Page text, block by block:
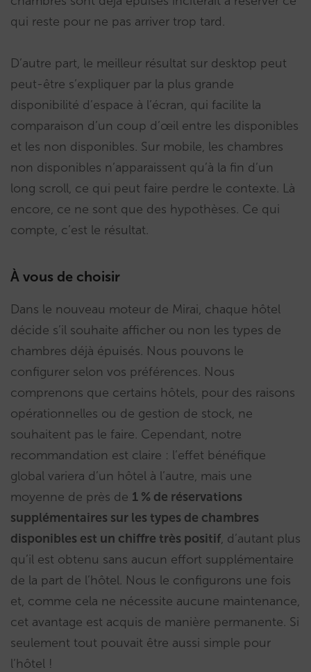
qui reste pour ne pas arriver trop tard.
D’autre part, le meilleur résultat sur desktop peut
peut-être s’expliquer par la plus grande
disponibilité d’espace à l’écran, qui facilite la
comparaison d’un coup d’œil entre les disponibles
et les non disponibles. Sur mobile, les chambres
non disponibles n’apparaissent qu’à la fin d’un
long scroll, ce qui peut faire perdre le contexte. Là
encore, ce ne sont que des hypothèses. Ce qui
compte, c’est le résultat.
À vous de choisir
Dans le nouveau moteur de Mirai, chaque hôtel
décide s’il souhaite afficher ou non les types de
chambres déjà épuisés. Nous pouvons le
configurer selon vos préférences. Nous
comprenons que certains hôtels, pour des raisons
opérationnelles ou de gestion de stock, ne
souhaitent pas le faire. Cependant, notre
recommandation est claire : l’effet bénéfique
global variera d’un hôtel à l’autre, mais une
moyenne de près de 1 % de réservations
supplémentaires sur les types de chambres
disponibles est un chiffre très positif, d’autant plus
qu’il est obtenu sans aucun effort supplémentaire
de la part de l’hôtel. Nous le configurons une fois
et, comme cela ne nécessite aucune maintenance,
cet avantage est acquis de manière permanente. Si
seulement tout pouvait être aussi simple pour
l’hôtel !